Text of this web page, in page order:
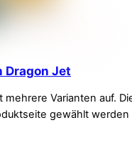
Dragon Jet
mehrere Varianten auf.
gewählt werden